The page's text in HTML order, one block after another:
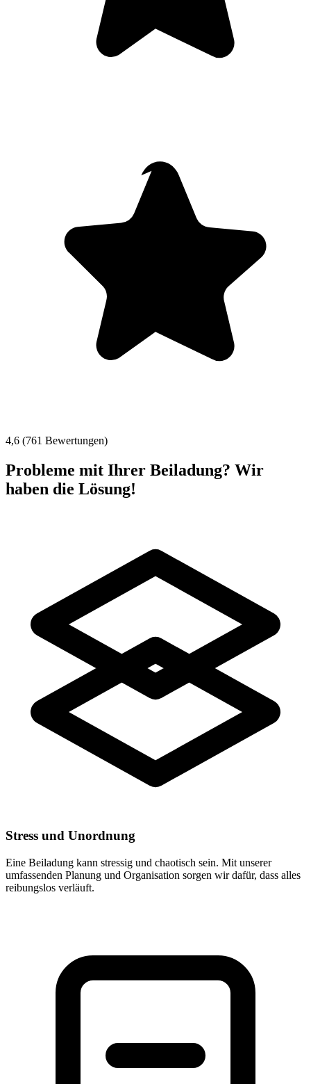
4,6 (761 Bewertungen)
Probleme mit Ihrer Beiladung? Wir
haben die Lösung!
Stress und Unordnung
Eine Beiladung kann stressig und chaotisch sein. Mit unserer
umfassenden Planung und Organisation sorgen wir dafür, dass alles
reibungslos verläuft.